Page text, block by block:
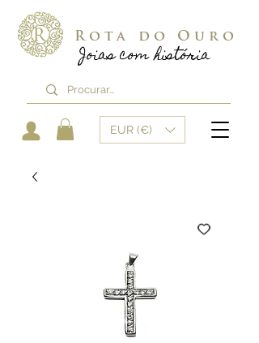
Joias com história
Rota do Ouro
EUR (€)